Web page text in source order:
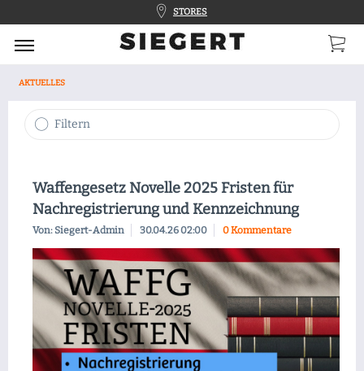
STORES
AKTUELLES
Filtern
Waffengesetz Novelle 2025 Fristen für
Nachregistrierung und Kennzeichnung
Von: Siegert-Admin 30.04.26 02:00 0 Kommentare